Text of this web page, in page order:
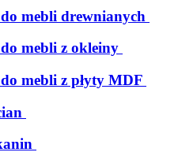
mebli drewnianych
mebli z okleiny
mebli z płyty MDF